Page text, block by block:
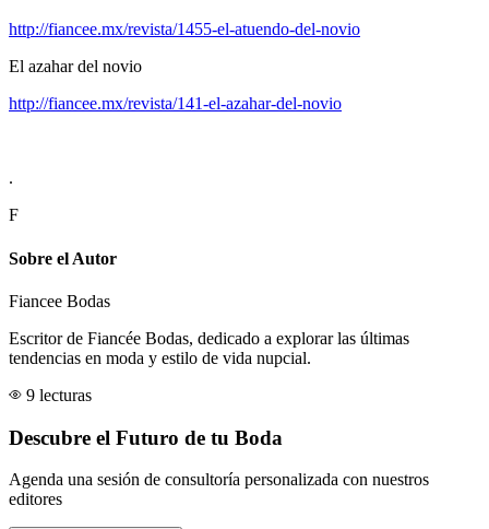
http://fiancee.mx/revista/1455-el-atuendo-del-novio
El azahar del novio
http://fiancee.mx/revista/141-el-azahar-del-novio
.
F
Sobre el Autor
Fiancee Bodas
Escritor de Fiancée Bodas, dedicado a explorar las últimas
tendencias en moda y estilo de vida nupcial.
9 lecturas
Descubre el Futuro de tu Boda
Agenda una sesión de consultoría personalizada con nuestros
editores